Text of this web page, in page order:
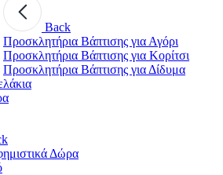
Back
Προσκλητήρια Βάπτισης για Αγόρι
Προσκλητήρια Βάπτισης για Κορίτσι
Προσκλητήρια Βάπτισης για Δίδυμα
Δώρα